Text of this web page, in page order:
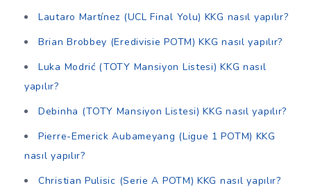
Lautaro Martínez (UCL Final Yolu) KKG nasıl yapılır?
Brian Brobbey (Eredivisie POTM) KKG nasıl yapılır?
Luka Modrić (TOTY Mansiyon Listesi) KKG nasıl
yapılır?
Debinha (TOTY Mansiyon Listesi) KKG nasıl yapılır?
Pierre-Emerick Aubameyang (Ligue 1 POTM) KKG
nasıl yapılır?
Christian Pulisic (Serie A POTM) KKG nasıl yapılır?